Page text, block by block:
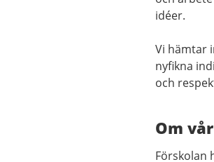
idéer.
Vi hämtar
nyfikna
och
Om
Förskolan